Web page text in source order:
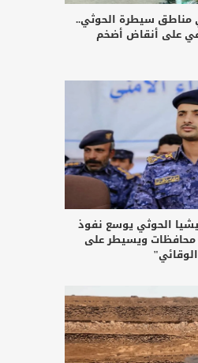
مناطق سيطرة الحوثي..
على أنقاض أضخم
الحوثي يوسع نفوذ
جهازه الأمني في 3 محافظات ويسيطر على